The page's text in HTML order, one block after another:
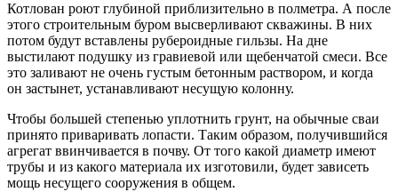
Котлован роют глубиной приблизительно в полметра. А после
этого строительным буром высверливают скважины. В них
потом будут вставлены рубероидные гильзы. На дне
выстилают подушку из гравиевой или щебенчатой смеси. Все
это заливают не очень густым бетонным раствором, и когда
он застынет, устанавливают несущую колонну.
Чтобы большей степенью уплотнить грунт, на обычные сваи
принято приваривать лопасти. Таким образом, получившийся
агрегат ввинчивается в почву. От того какой диаметр имеют
трубы и из какого материала их изготовили, будет зависеть
мощь несущего сооружения в общем.